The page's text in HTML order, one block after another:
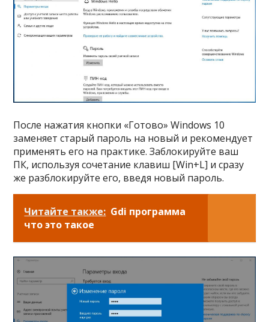
После нажатия кнопки «Готово» Windows 10
заменяет старый пароль на новый и рекомендует
применять его на практике. Заблокируйте ваш
ПК, используя сочетание клавиш [Win+L] и сразу
же разблокируйте его, введя новый пароль.
Читайте также: Gdi программа
что это такое